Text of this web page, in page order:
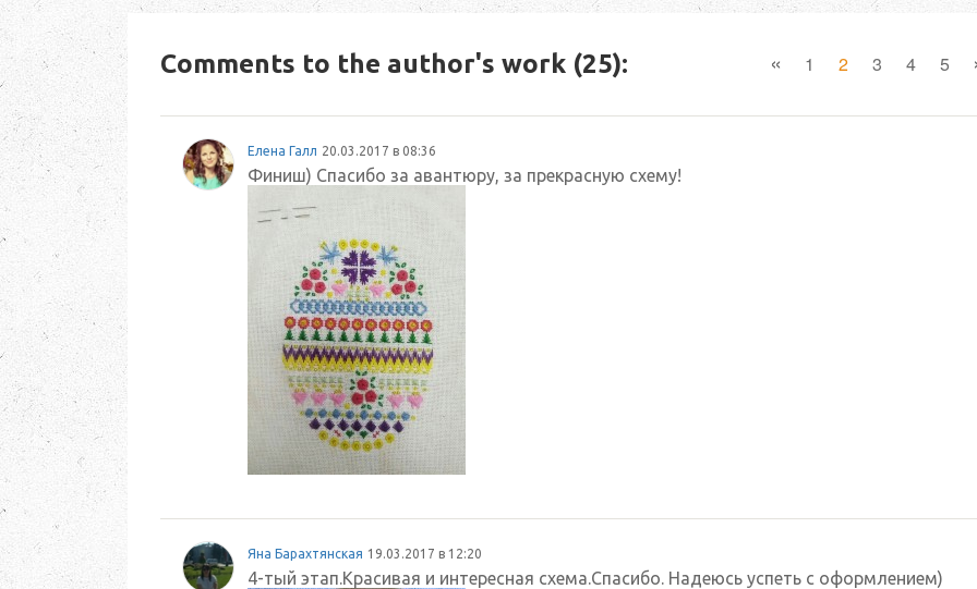
Comments to the author's work (25): « 1 2 3 4 5
Елена Галл 20.03.2017 в 08:36
Финиш) Спасибо за авантюру, за прекрасную схему!
Яна Барахтянская 19.03.2017 в 12:20
4-тый этап.Красивая и интересная схема.Спасибо. Надеюсь успеть с оформлением)